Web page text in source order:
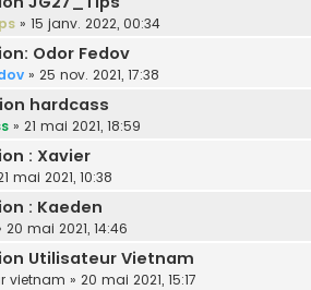
» 15 janv. 2022, 00:34
Odor Fedov
» 25 nov. 2021, 17:38
hardcass
» 21 mai 2021, 18:59
: Xavier
mai 2021, 10:38
: Kaeden
20 mai 2021, 14:46
Utilisateur Vietnam
vietnam » 20 mai 2021, 15:17